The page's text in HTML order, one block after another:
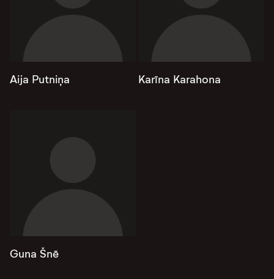
Aija Putniņa Karīna Karahona
Guna Šnē